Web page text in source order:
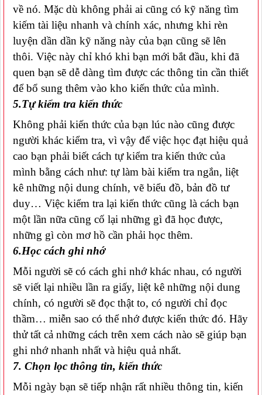
về nó. Mặc dù không phải ai cũng có kỹ năng tìm
kiếm tài liệu nhanh và chính xác, nhưng khi rèn
luyện dần dần kỹ năng này của bạn cũng sẽ lên
thôi. Việc này chỉ khó khi bạn mới bắt đầu, khi đã
quen bạn sẽ dễ dàng tìm được các thông tin cần thiết
để bổ sung thêm vào kho kiến thức của mình.
5.Tự kiểm tra kiến thức
Không phải kiến thức của bạn lúc nào cũng được
người khác kiểm tra, vì vậy để việc học đạt hiệu quả
cao bạn phải biết cách tự kiểm tra kiến thức của
mình bằng cách như: tự làm bài kiểm tra ngắn, liệt
kê những nội dung chính, vẽ biểu đồ, bản đồ tư
duy… Việc kiểm tra lại kiến thức cũng là cách bạn
một lần nữa cũng cố lại những gì đã học được,
những gì còn mơ hồ cần phải học thêm.
6.Học cách ghi nhớ
Mỗi người sẽ có cách ghi nhớ khác nhau, có người
sẽ viết lại nhiều lần ra giấy, liệt kê những nội dung
chính, có người sẽ đọc thật to, có người chỉ đọc
thầm… miễn sao có thể nhớ được kiến thức đó. Hãy
thử tất cả những cách trên xem cách nào sẽ giúp bạn
ghi nhớ nhanh nhất và hiệu quả nhất.
7. Chọn lọc thông tin, kiến thức
Mỗi ngày bạn sẽ tiếp nhận rất nhiều thông tin, kiến